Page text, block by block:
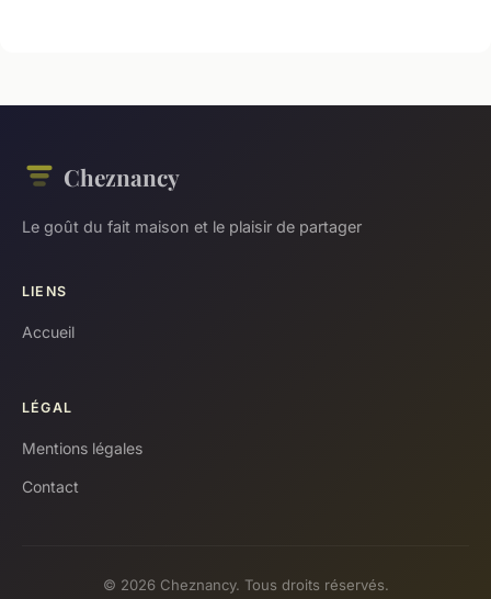
Cheznancy
Le goût du fait maison et le plaisir de partager
LIENS
Accueil
LÉGAL
Mentions légales
Contact
© 2026 Cheznancy. Tous droits réservés.